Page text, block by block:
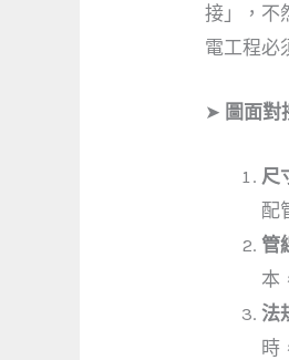
接」，不
電工程必
➤ 圖面對
尺
配
管
本
法
時